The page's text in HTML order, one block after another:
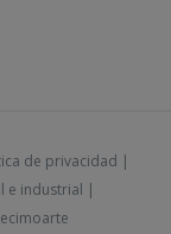
de privacidad |
e industrial |